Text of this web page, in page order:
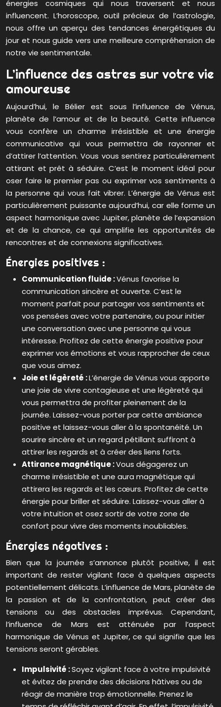
énergies cosmiques qui nous traversent et nous
influencent. L’horoscope, outil précieux de l’astrologie,
nous offre un aperçu des tendances énergétiques du
jour et nous guide vers une meilleure compréhension de
notre vie sentimentale.
L’influence des astres sur votre vie
amoureuse
Aujourd’hui, le Bélier est sous l’influence de Vénus,
planète de l’amour et de la beauté. Cette influence
vous confère un charme irrésistible et une énergie
communicative qui vous permettra de rayonner et
d’attirer l’attention. Vous vous sentirez particulièrement
attirant et prêt à séduire. C’est le moment idéal pour
oser faire le premier pas ou exprimer vos sentiments à
la personne qui vous fait vibrer. L’énergie de Vénus est
particulièrement puissante aujourd’hui, car elle forme un
aspect harmonique avec Jupiter, planète de l’expansion
et de la chance, ce qui amplifie les opportunités de
rencontres et de connexions significatives.
Énergies positives :
Communication fluide :Vénus favorise la
communication sincère et ouverte. C’est le
moment parfait pour partager vos sentiments et
vos pensées avec votre partenaire, ou pour initier
une conversation avec une personne qui vous
intéresse. Profitez de cette énergie positive pour
exprimer vos émotions et vous rapprocher de ceux
que vous aimez.
Joie et légèreté :L’énergie de Vénus vous apporte
une joie de vivre contagieuse et une légèreté qui
vous permettra de profiter pleinement de la
journée. Laissez-vous porter par cette ambiance
positive et laissez-vous aller à la spontanéité. Un
sourire sincère et un regard pétillant suffiront à
attirer les regards et à créer des liens forts.
Attirance magnétique :Vous dégagerez un
charme irrésistible et une aura magnétique qui
attirera les regards et les cœurs. Profitez de cette
énergie pour briller et séduire. Laissez-vous aller à
votre intuition et osez sortir de votre zone de
confort pour vivre des moments inoubliables.
Énergies négatives :
Bien que la journée s’annonce plutôt positive, il est
important de rester vigilant face à quelques aspects
potentiellement délicats. L’influence de Mars, planète de
la passion et de la confrontation, peut créer des
tensions ou des obstacles imprévus. Cependant,
l’influence de Mars est atténuée par l’aspect
harmonique de Vénus et Jupiter, ce qui signifie que les
tensions seront gérables.
Impulsivité :Soyez vigilant face à votre impulsivité
et évitez de prendre des décisions hâtives ou de
réagir de manière trop émotionnelle. Prenez le